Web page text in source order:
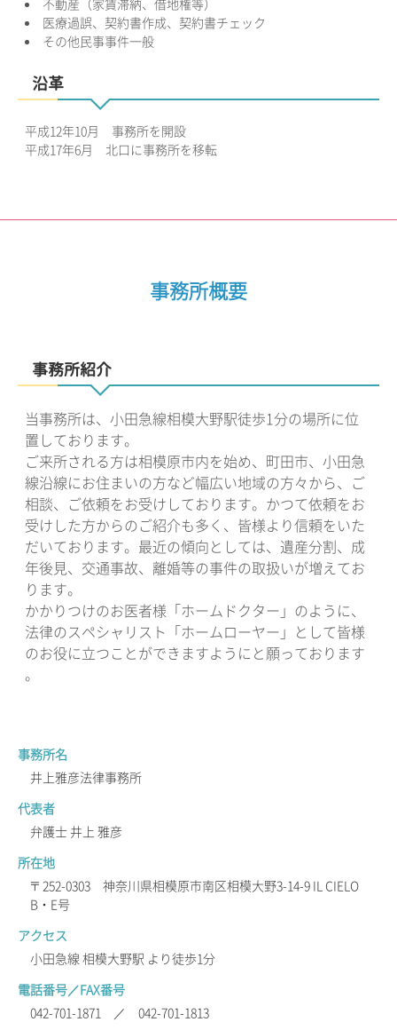
医療過誤、契約書作成、契約書チェック
その他民事事件一般
沿革
平成12年10月 事務所を開設
平成17年6月 北口に事務所を移転
事務所概要
事務所紹介
当事務所は、小田急線相模大野駅徒歩1分の場所に位
置しております。
ご来所される方は相模原市内を始め、町田市、小田急
線沿線にお住まいの方など幅広い地域の方々から、ご
相談、ご依頼をお受けしております。かつて依頼をお
受けした方からのご紹介も多く、皆様より信頼をいた
だいております。最近の傾向としては、遺産分割、成
年後見、交通事故、離婚等の事件の取扱いが増えてお
ります。
かかりつけのお医者様「ホームドクター」のように、
法律のスペシャリスト「ホームローヤー」として皆様
のお役に立つことができますようにと願っております
。
事務所名
井上雅彦法律事務所
代表者
弁護士 井上 雅彦
所在地
〒252-0303 神奈川県相模原市南区相模大野3-14-9 IL CIELO
B・E号
アクセス
小田急線 相模大野駅 より徒歩1分
電話番号／FAX番号
042-701-1871 ／ 042-701-1813